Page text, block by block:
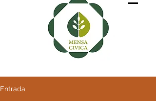
Entrada